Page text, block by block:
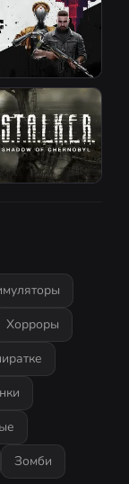
Хорроры
Зомби